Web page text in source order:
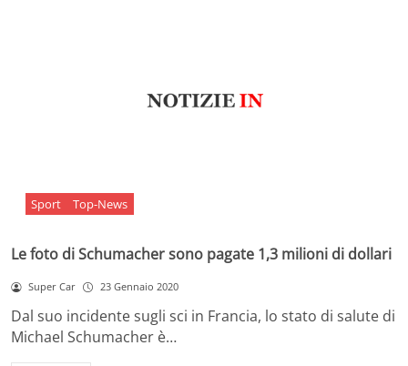
Sport Top-News
Le foto di Schumacher sono pagate 1,3 milioni di dollari
Super Car 23 Gennaio 2020
Dal suo incidente sugli sci in Francia, lo stato di salute di
Michael Schumacher è…